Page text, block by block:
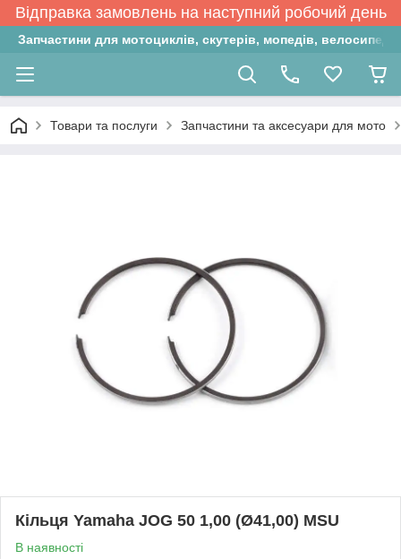
Відправка замовлень на наступний робочий день
Запчастини для мотоциклів, скутерів, мопедів,
Товари та послуги Запчастини та аксесуари для мото
Кільця Yamaha JOG 50 1,00 (Ø41,00) MSU
В наявності